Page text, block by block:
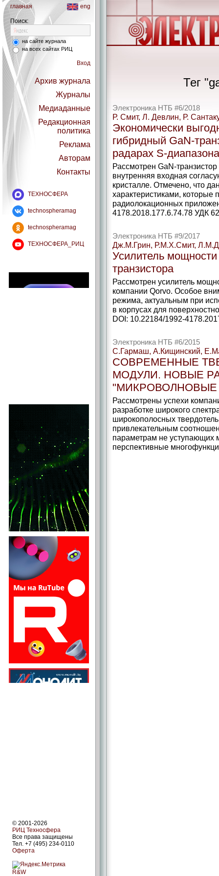
главная eng
Поиск:
на сайте журнала
на всех сайтах РИЦ
Вход
Архив журнала
Журналы
Медиаданные
Редакционная
политика
Реклама
Авторам
Контакты
ТЕХНОСФЕРА
technospheramag
technospheramag
ТЕХНОСФЕРА_РИЦ
© 2001-2026
РИЦ Техносфера
Все права защищены
Тел. +7 (495) 234-0110
Оферта
R&W
Тег
Электроника НТБ #6/2018
Р. Смит, Л. Девлин, Р.
Экономически
гибридный GaN-
радарах S-диапазона
Рассмотрен GaN-
внутренняя входная
кристалле. Отмечено, что
характеристиками, которые
радиолокационных
4178.2018.177.6.74.78 УДК
Электроника НТБ #9/2017
Дж.М.Грин, Р.М.Х.Смит,
Усилитель
транзистора
Рассмотрен усилитель
компании Qorvo. Особое
режима, актуальным при
в корпусах для
DOI: 10.22184/1992-
Электроника НТБ #6/2015
С.Гармаш, А.Кищинский,
СОВРЕМЕННЫЕ
МОДУЛИ. НОВЫЕ
Рассмотрены успехи
разработке широкого
широкополосных
привлекательным
параметрам не уступающих
перспективные